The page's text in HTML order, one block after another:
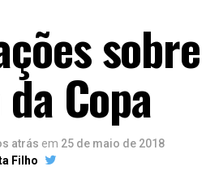
Copa
atrás em 25 de maio de 2018
Filho